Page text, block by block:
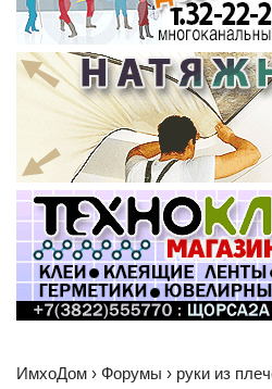
ИмхоДом › Форумы › руки из